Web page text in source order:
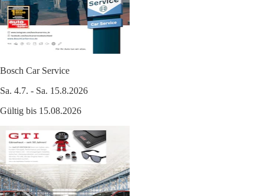
Bosch Car Service
Sa. 4.7. - Sa. 15.8.2026
Gültig bis 15.08.2026